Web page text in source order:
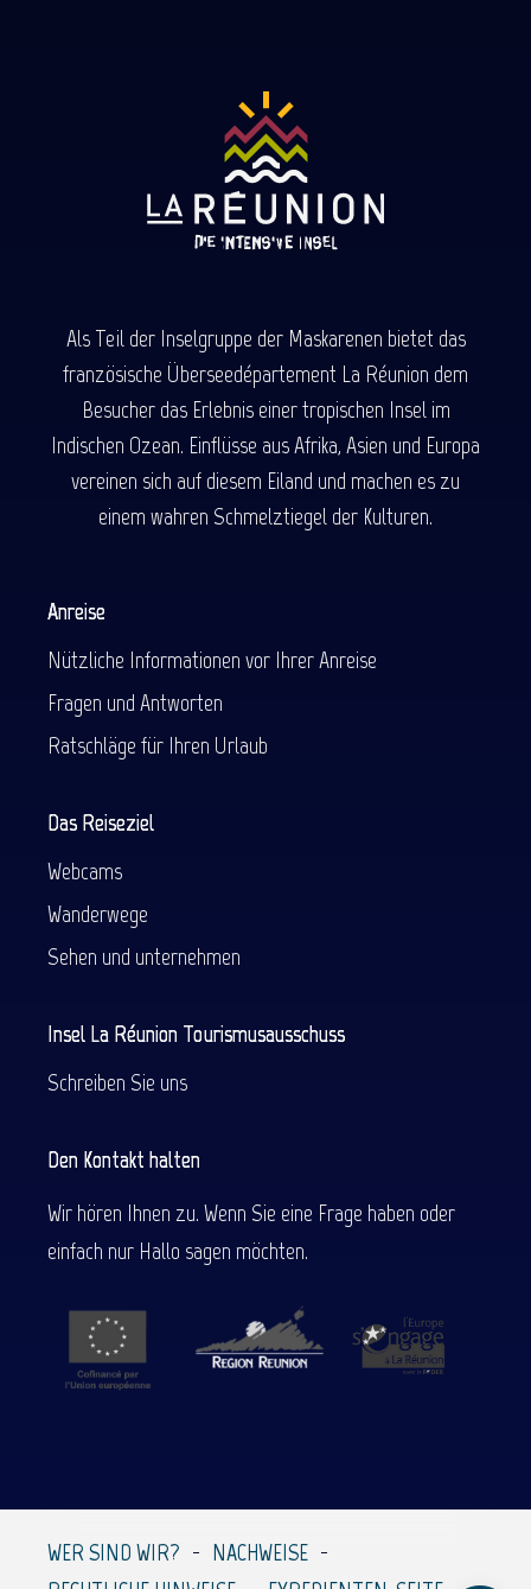
Als Teil der Inselgruppe der Maskarenen bietet das
französische Überseedépartement La Réunion dem
Besucher das Erlebnis einer tropischen Insel im
Indischen Ozean. Einflüsse aus Afrika, Asien und Europa
vereinen sich auf diesem Eiland und machen es zu
einem wahren Schmelztiegel der Kulturen.
Anreise
Nützliche Informationen vor Ihrer Anreise
Fragen und Antworten
Ratschläge für Ihren Urlaub
Das Reiseziel
Webcams
Wanderwege
Sehen und unternehmen
Insel La Réunion Tourismusausschuss
Schreiben Sie uns
Den Kontakt halten
Wir hören Ihnen zu. Wenn Sie eine Frage haben oder
einfach nur Hallo sagen möchten.
WER SIND WIR?
NACHWEISE